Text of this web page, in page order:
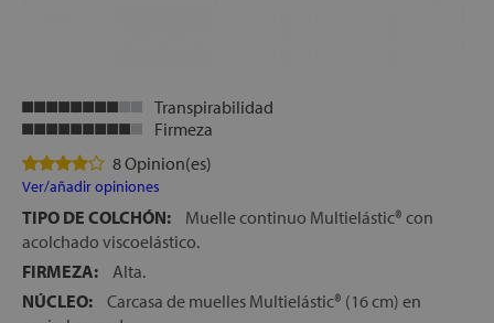
Transpirabilidad
Firmeza
8 Opinion(es)
Ver/añadir opiniones
TIPO DE COLCHÓN:
Muelle continuo Multielástic® con
acolchado viscoelástico.
FIRMEZA:
Alta.
NÚCLEO:
Carcasa de muelles Multielástic® (16 cm) en